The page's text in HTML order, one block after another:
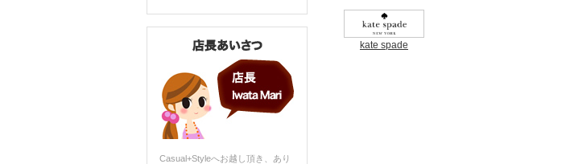
Casual+Styleへお越し頂き、あり
kate spade